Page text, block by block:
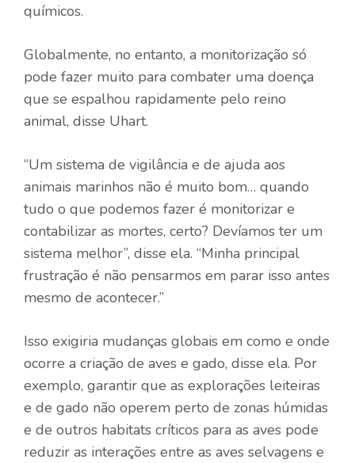
químicos.
Globalmente, no entanto, a monitorização só
pode fazer muito para combater uma doença
que se espalhou rapidamente pelo reino
animal, disse Uhart.
“Um sistema de vigilância e de ajuda aos
animais marinhos não é muito bom… quando
tudo o que podemos fazer é monitorizar e
contabilizar as mortes, certo? Devíamos ter um
sistema melhor”, disse ela. “Minha principal
frustração é não pensarmos em parar isso antes
mesmo de acontecer.”
Isso exigiria mudanças globais em como e onde
ocorre a criação de aves e gado, disse ela. Por
exemplo, garantir que as explorações leiteiras
e de gado não operem perto de zonas húmidas
e de outros habitats críticos para as aves pode
reduzir as interações entre as aves selvagens e